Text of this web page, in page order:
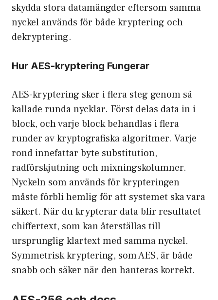
skydda stora datamängder eftersom samma
nyckel används för både kryptering och
dekryptering.
Hur AES-kryptering Fungerar
AES-kryptering sker i flera steg genom så
kallade runda nycklar. Först delas data in i
block, och varje block behandlas i flera
runder av kryptografiska algoritmer. Varje
rond innefattar byte substitution,
radförskjutning och mixningskolumner.
Nyckeln som används för krypteringen
måste förbli hemlig för att systemet ska vara
säkert. När du krypterar data blir resultatet
chiffertext, som kan återställas till
ursprunglig klartext med samma nyckel.
Symmetrisk kryptering, som AES, är både
snabb och säker när den hanteras korrekt.